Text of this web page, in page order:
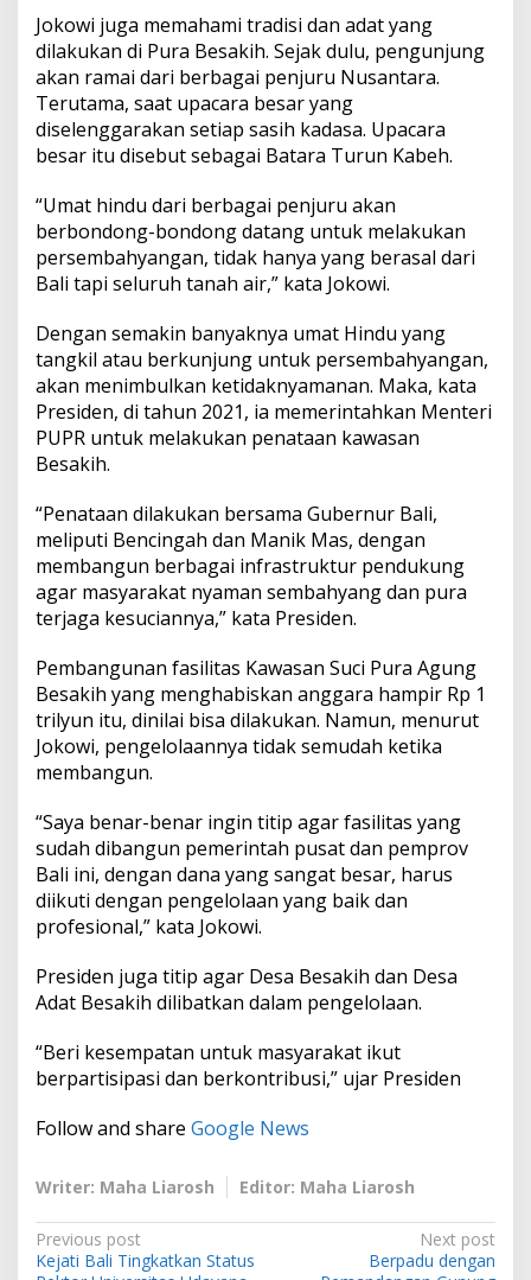
n
S
u
c
u
r
B
e
a
k
h
D
a
g
n
D
i
k
e
l
l
a
Jokowi juga memahami tradisi dan adat yang
dilakukan di Pura Besakih. Sejak dulu, pengunjung
akan ramai dari berbagai penjuru Nusantara.
Terutama, saat upacara besar yang
diselenggarakan setiap sasih kadasa. Upacara
besar itu disebut sebagai Batara Turun Kabeh.
“Umat hindu dari berbagai penjuru akan
berbondong-bondong datang untuk melakukan
persembahyangan, tidak hanya yang berasal dari
Bali tapi seluruh tanah air,” kata Jokowi.
Dengan semakin banyaknya umat Hindu yang
tangkil atau berkunjung untuk persembahyangan,
akan menimbulkan ketidaknyamanan. Maka, kata
Presiden, di tahun 2021, ia memerintahkan Menteri
PUPR untuk melakukan penataan kawasan
Besakih.
“Penataan dilakukan bersama Gubernur Bali,
meliputi Bencingah dan Manik Mas, dengan
membangun berbagai infrastruktur pendukung
agar masyarakat nyaman sembahyang dan pura
terjaga kesuciannya,” kata Presiden.
Pembangunan fasilitas Kawasan Suci Pura Agung
Besakih yang menghabiskan anggara hampir Rp 1
trilyun itu, dinilai bisa dilakukan. Namun, menurut
Jokowi, pengelolaannya tidak semudah ketika
membangun.
“Saya benar-benar ingin titip agar fasilitas yang
sudah dibangun pemerintah pusat dan pemprov
Bali ini, dengan dana yang sangat besar, harus
diikuti dengan pengelolaan yang baik dan
profesional,” kata Jokowi.
Presiden juga titip agar Desa Besakih dan Desa
Adat Besakih dilibatkan dalam pengelolaan.
“Beri kesempatan untuk masyarakat ikut
berpartisipasi dan berkontribusi,” ujar Presiden
Follow and share Google News
Writer: Maha Liarosh Editor: Maha Liarosh
P
Previous post
Kejati Bali Tingkatkan Status
Next post
Berpadu dengan